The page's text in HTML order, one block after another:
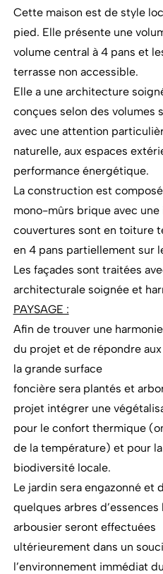
Cette maison est de style
pied. Elle présente une
volume central à 4 pans et
terrasse non accessible.
Elle a une architecture
conçues selon des volumes
avec une attention
naturelle, aux espaces
performance énergétique.
La construction est
mono-mûrs brique avec
couvertures sont en toiture
en 4 pans partiellement sur
Les façades sont traitées
architecturale soignée et
PAYSAGE :
Afin de trouver une
du projet et de répondre
la grande surface
foncière sera plantés et
projet intégrer une
pour le confort thermique
de la température) et pour
biodiversité locale.
Le jardin sera engazonné et
quelques arbres
arbousier seront effectuées
ultérieurement dans un
l’environnement immédiat